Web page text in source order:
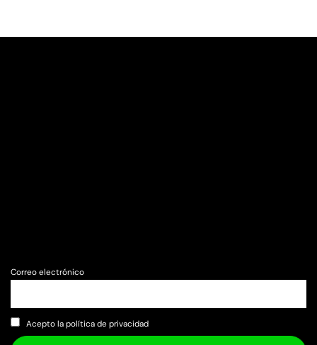
Correo electrónico
Acepto la política de privacidad